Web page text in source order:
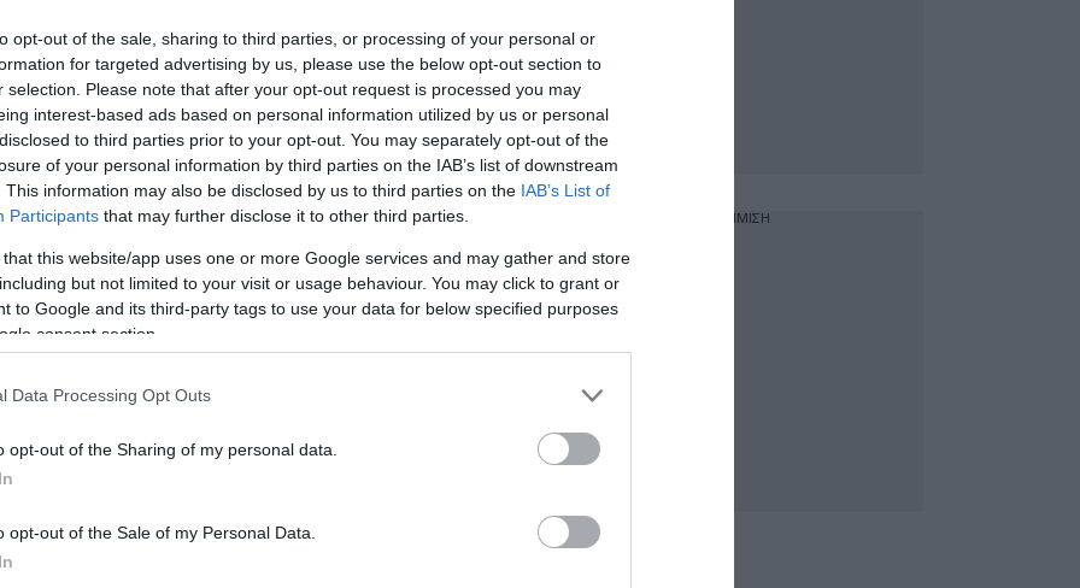
opt-out of the sale, sharing to third parties, or processing of your personal or
for targeted advertising by us, please use the below opt-out section to
selection. Please note that after your opt-out request is processed you may
interest-based ads based on personal information utilized by us or personal
to third parties prior to your opt-out. You may separately opt-out of the
of your personal information by third parties on the IAB’s list of downstream
This information may also be disclosed by us to third parties on the IAB’s List of
Participants that may further disclose it to other third parties.
that this website/app uses one or more Google services and may gather and store
but not limited to your visit or usage behaviour. You may click to grant or
to Google and its third-party tags to use your data for below specified purposes
consent section.
Data Processing Opt Outs
opt-out of the Sharing of my personal data.
opt-out of the Sale of my Personal Data.
1,9% το 2026 και 2% το 2027,
το 2025.
και Ανθεκτικότητας
του ΑΕΠ το 2025 σε 4,4 % του ΑΕΠ το
η αύξηση της απασχόλησης, οι
φυσικών προσώπων και τα μέτρα για
κατανάλωση, παρά τις υψηλές τιμές
ΔΙΑΦΗΜΙΣΗ